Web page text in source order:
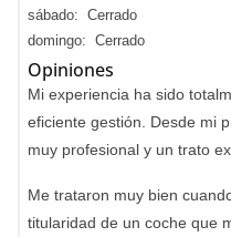
sábado: Cerrado
domingo: Cerrado
Opiniones
Mi experiencia ha sido
eficiente gestión. Desde mi
muy profesional y un trato
Me trataron muy bien
titularidad de un coche que